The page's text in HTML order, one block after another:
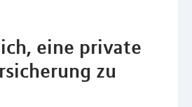
eine private
zu